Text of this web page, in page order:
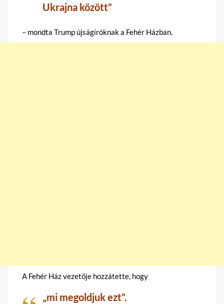
Ukrajna között”
– mondta Trump újságíróknak a Fehér Házban.
A Fehér Ház vezetője hozzátette, hogy
„mi megoldjuk ezt”.